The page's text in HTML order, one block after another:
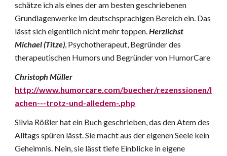
schätze ich als eines der am besten geschriebenen
Grundlagenwerke im deutschsprachigen Bereich ein. Das
lässt sich eigentlich nicht mehr toppen.Herzlichst
Michael (Titze), Psychotherapeut, Begründer des
therapeutischen Humors und Begründer von HumorCare
Christoph Müller
http://www.humorcare.com/buecher/rezenssionen/l
achen---trotz-und-alledem-.php
Silvia Rößler hat ein Buch geschrieben, das den Atem des
Alltags spüren lässt. Sie macht aus der eigenen Seele kein
Geheimnis. Nein, sie lässt tiefe Einblicke in eigene